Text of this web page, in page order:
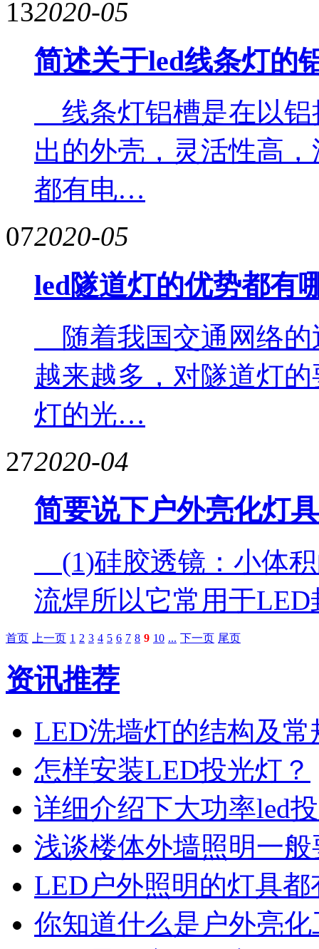
132020-05
简述关于led线条灯的
线条灯铝槽是在以铝
出的外壳，灵活性高
都有电…
072020-05
led隧道灯的优势都有
随着我国交通网络的
越来越多，对隧道灯
灯的光…
272020-04
简要说下户外亮化灯
(1)硅胶透镜：小体
流焊所以它常用于
首页 上一页 1 2 3 4 5 6 7 8 9 10 ... 下一页 尾页
资讯推荐
LED洗墙灯的结构及常
怎样安装LED投光灯？
详细介绍下大功率led
浅谈楼体外墙照明一
LED户外照明的灯具都
你知道什么是户外亮